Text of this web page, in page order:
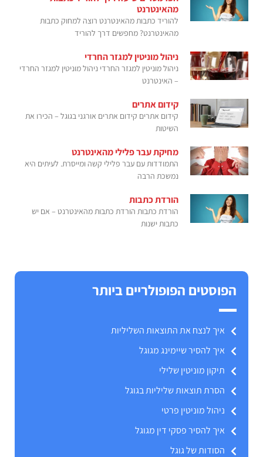
מהאינטרנט
להוריד כתבות מהאינטרנט רוצה למחוק כתבות
מהאינטרנט? מחפשים דרך להוריד
ניהול מוניטין למגזר החרדי
ניהול מוניטין למגזר החרדי ניהול מוניטין למגזר החרדי
– האינטרנט
קידום אתרים
קידום אתרים קידום אתרים אורגני בגוגל – הכירו את
השיטות
מחיקת עבר פלילי מהאינטרנט
התמודדות עם עבר פלילי קשה ומייסרת. לעיתים היא
נמשכת הרבה
הורדת כתבות
הורדת כתבות הורדת כתבות מהאינטרנט – אם יש
כתבות ישנות
הפוסטים הפופולריים ביותר
איך לנצח את התוצאות השליליות
איך להסיר שיימינג מגוגל
תיקון מוניטין שלילי
הסרת תוצאות שליליות בגוגל
ניהול מוניטין פרטי
איך להסיר פסקי דין מגוגל
הסודות של גוגל